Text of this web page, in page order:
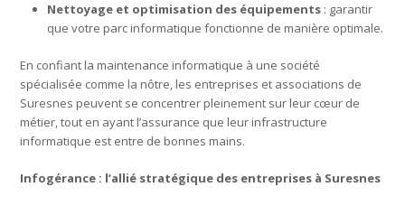
Nettoyage et optimisation des équipements : garantir
que votre parc informatique fonctionne de manière optimale.
En confiant la maintenance informatique à une société
spécialisée comme la nôtre, les entreprises et associations de
Suresnes peuvent se concentrer pleinement sur leur cœur de
métier, tout en ayant l’assurance que leur infrastructure
informatique est entre de bonnes mains.
Infogérance : l’allié stratégique des entreprises à Suresnes